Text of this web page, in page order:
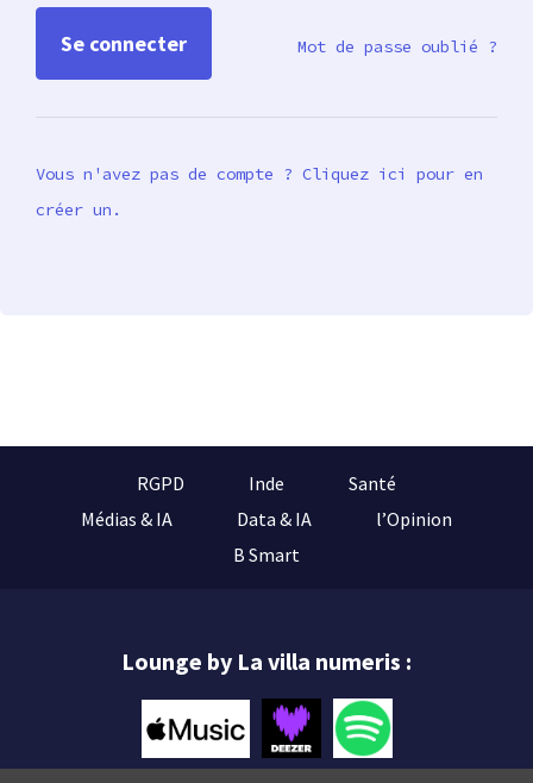
Mot de passe oublié ?
Vous n'avez pas de compte ? Cliquez ici pour en
créer un.
RGPD Inde
Santé
Médias & IA
Data & IA
l’Opinion
B Smart
Lounge by La villa numeris :